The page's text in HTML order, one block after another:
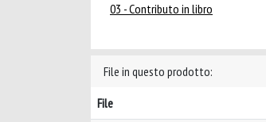
03 - Contributo in libro
File in questo prodotto:
File